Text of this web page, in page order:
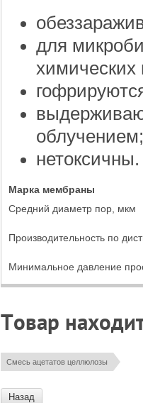
для
химических
облучением;
нетоксичны.
Марка мембраны
Средний диаметр пор, мкм
Производительность по
Минимальное давление
Товар
Смесь ацетатов целлюлозы
Назад